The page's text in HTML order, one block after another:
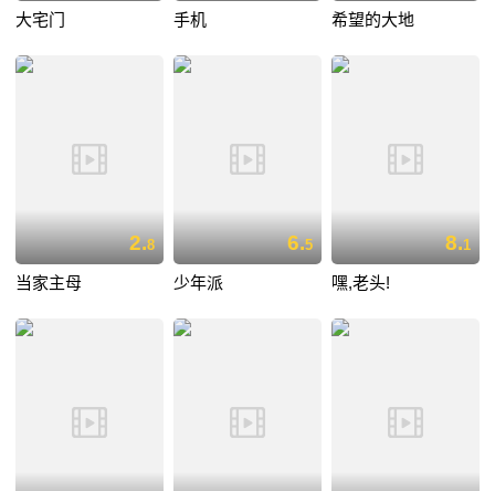
大宅门 手机 希望的大地
2.8
当家主母
6.5
少年派
8.1
嘿,老头!